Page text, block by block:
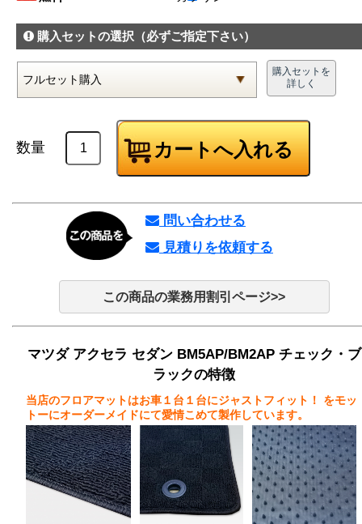
購入セットの選択 （必ずご指定下さい）
購入セットを
詳しく
数量
問い合わせる
見積りを依頼する
この商品の業務用割引ページ>>
マツダ アクセラ セダン BM5AP/BM2AP チェック・ブ
ラックの特徴
当店のフロアマットはお車１台１台にジャストフィット！
をモッ
トーにオーダーメイドにて愛情こめて製作しています。